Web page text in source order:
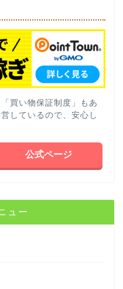
買い物保証制度」もあ
しているので、安心し
公式ページ
ュー